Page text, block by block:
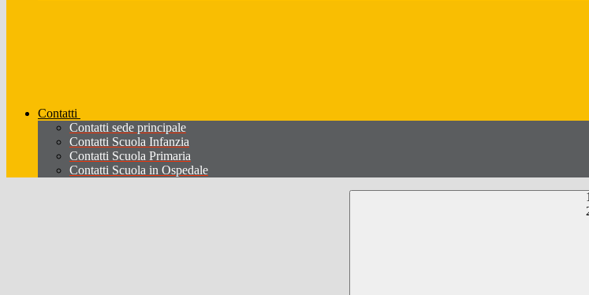
Contatti
Contatti sede principale
Contatti Scuola Infanzia
Contatti Scuola Primaria
Contatti Scuola in Ospedale